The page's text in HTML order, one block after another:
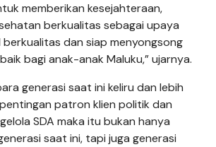
memberikan kesejahteraan,
berkualitas sebagai upaya
berkualitas dan siap menyongsong
bagi anak-anak Maluku,” ujarnya.
generasi saat ini keliru dan lebih
patron klien politik dan
SDA maka itu bukan hanya
saat ini, tapi juga generasi